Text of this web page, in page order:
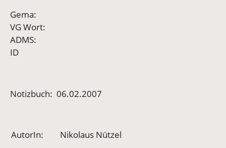
Gema:
VG Wort:
ADMS:
ID
Notizbuch: 06.02.2007
AutorIn:
Nikolaus Nützel